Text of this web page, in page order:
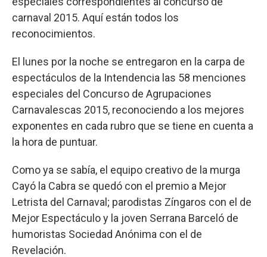
carnaval 2015. Aquí están todos los
reconocimientos.
El lunes por la noche se entregaron en la carpa de
espectáculos de la Intendencia las 58 menciones
especiales del Concurso de Agrupaciones
Carnavalescas 2015, reconociendo a los mejores
exponentes en cada rubro que se tiene en cuenta a
la hora de puntuar.
Como ya se sabía, el equipo creativo de la murga
Cayó la Cabra se quedó con el premio a Mejor
Letrista del Carnaval; parodistas Zíngaros con el de
Mejor Espectáculo y la joven Serrana Barceló de
humoristas Sociedad Anónima con el de
Revelación.